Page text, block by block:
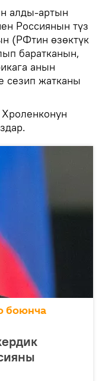
алды-артын
Россиянын түз
(РФтин өзөктүк
баратканын,
анын
сезип жатканы
боюнча